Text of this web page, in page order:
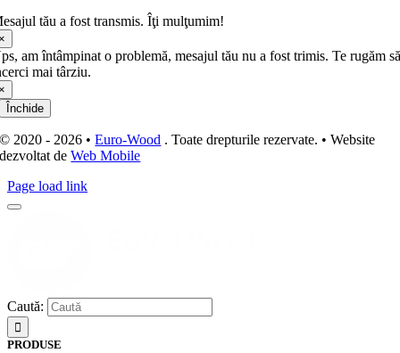
tău a fost transmis. Îţi mulţumim!
am întâmpinat o problemă, mesajul tău nu a fost trimis. Te rugăm
mai târziu.
Închide
© 2020 - 2026 •Euro-Wood . Toate drepturile rezervate. • Website
dezvoltat deWeb Mobile
Page load link
Caută:
PRODUSE